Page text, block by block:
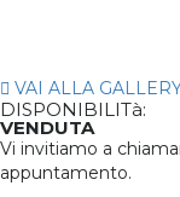
VAI ALLA
DISPONIBILITà:
VENDUTA
Vi invitiamo a
appuntamento.